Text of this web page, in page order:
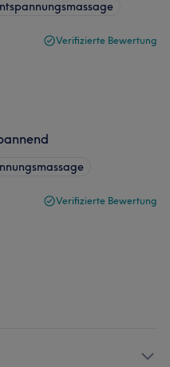
Verifizierte Bewertung
Verifizierte Bewertung